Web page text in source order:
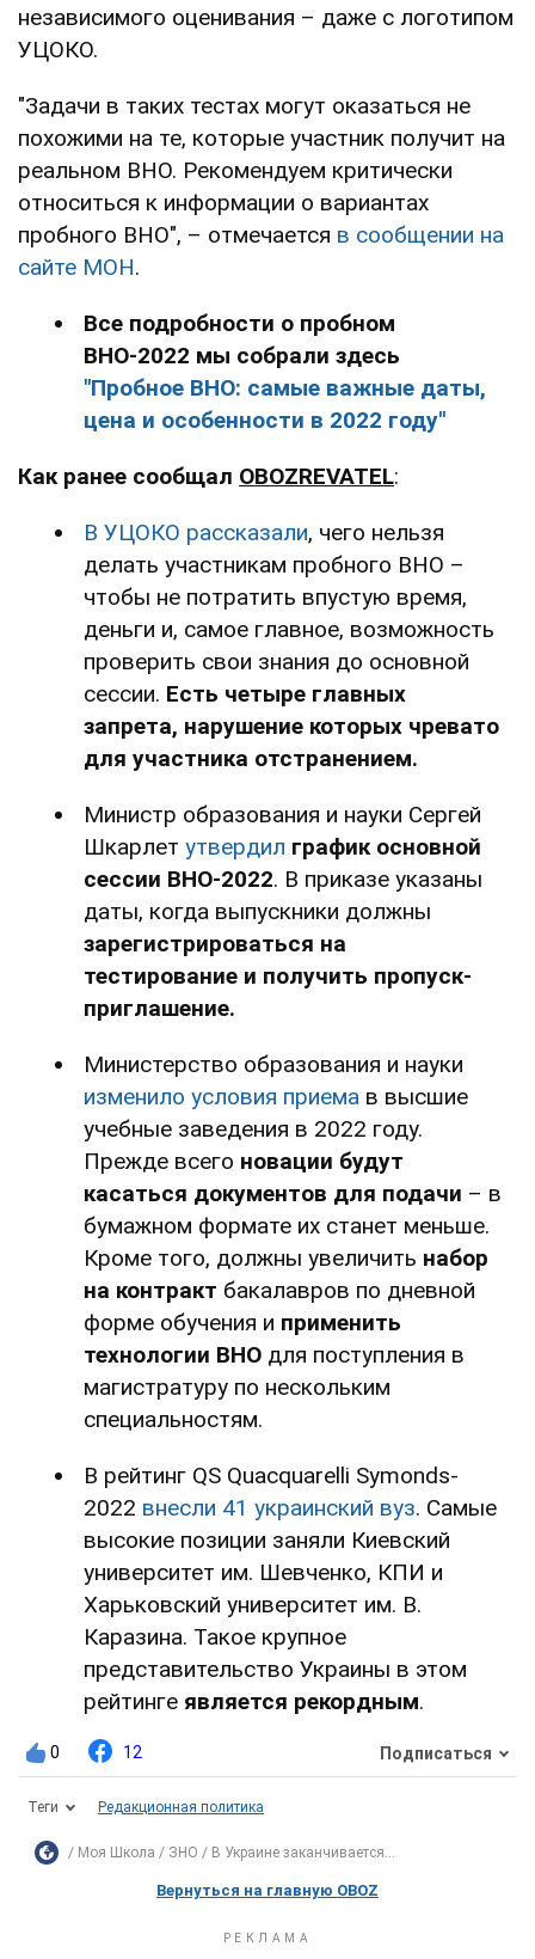
независимого оценивания – даже с логотипом
УЦОКО.
"Задачи в таких тестах могут оказаться не
похожими на те, которые участник получит на
реальном ВНО. Рекомендуем критически
относиться к информации о вариантах
пробного ВНО", – отмечается в сообщении на
сайте МОН.
Все подробности о пробном
ВНО-2022 мы собрали здесь
"Пробное ВНО: самые важные даты,
цена и особенности в 2022 году"
Как ранее сообщал OBOZREVATEL:
В УЦОКО рассказали, чего нельзя
делать участникам пробного ВНО –
чтобы не потратить впустую время,
деньги и, самое главное, возможность
проверить свои знания до основной
сессии. Есть четыре главных
запрета, нарушение которых чревато
для участника отстранением.
Министр образования и науки Сергей
Шкарлет утвердил график основной
сессии ВНО-2022. В приказе указаны
даты, когда выпускники должны
зарегистрироваться на
тестирование и получить пропуск-
приглашение.
Министерство образования и науки
изменило условия приема в высшие
учебные заведения в 2022 году.
Прежде всего новации будут
касаться документов для подачи – в
бумажном формате их станет меньше.
Кроме того, должны увеличить набор
на контракт бакалавров по дневной
форме обучения и применить
технологии ВНО для поступления в
магистратуру по нескольким
специальностям.
В рейтинг QS Quacquarelli Symonds-
2022 внесли 41 украинский вуз. Самые
высокие позиции заняли Киевский
университет им. Шевченко, КПИ и
Харьковский университет им. В.
Каразина. Такое крупное
представительство Украины в этом
рейтинге является рекордным.
0 12 Подписаться
Теги Редакционная политика
Моя Школа ЗНО В Украине заканчивается...
Вернуться на главную OBOZ